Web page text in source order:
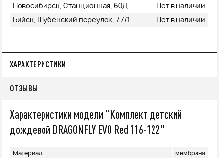
Новосибирск, Станционная, 60Д
Нет в наличии
Бийск, Шубенский переулок, 77/1
Нет в наличии
ХАРАКТЕРИСТИКИ
ОТЗЫВЫ
Характеристики модели "Комплект детский
дождевой DRAGONFLY EVO Red 116-122"
Материал мембрана